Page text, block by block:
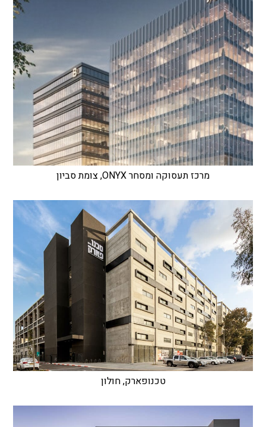
מרכז תעסוקה ומסחר ONYX, צומת סביון
טכנופארק, חולון